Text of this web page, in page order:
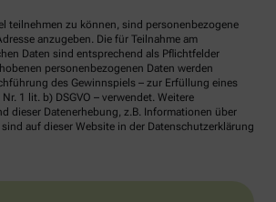
teilnehmen zu können, sind personenbezogene
anzugeben. Die für Teilnahme am
Daten sind entsprechend als Pflichtfelder
personenbezogenen Daten werden
des Gewinnspiels – zur Erfüllung eines
1 lit. b) DSGVO – verwendet. Weitere
dieser Datenerhebung, z.B. Informationen über
auf dieser Website in der Datenschutzerklärung